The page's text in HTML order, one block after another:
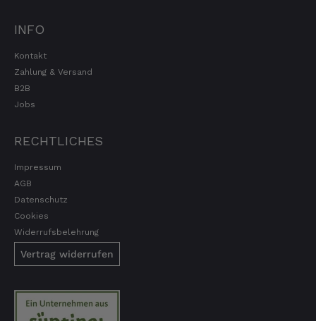
INFO
Kontakt
Zahlung & Versand
B2B
Jobs
RECHTLICHES
Impressum
AGB
Datenschutz
Cookies
Widerrufsbelehrung
Vertrag widerrufen